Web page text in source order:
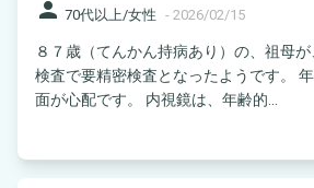
person 70代以上/女性 - 2026/02/15
８７歳（てんかん持病あり）の、祖母
検査で要精密検査となったようです。 年々、足腰も弱り体力
面が心配です。 内視鏡は、年齢的...